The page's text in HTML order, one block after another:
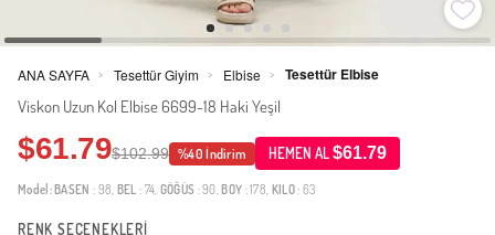
ANA SAYFA > Tesettür Giyim > Elbise > Tesettür Elbise
Viskon Uzun Kol Elbise 6699-18 Haki Yeşil
$61.79$102.99 %40 İndirim HEMEN AL$61.79
Model: BASEN : 98, BEL : 74, GÖĞÜS : 90, BOY : 178, KILO: 63
RENK SEÇENEKLERİ